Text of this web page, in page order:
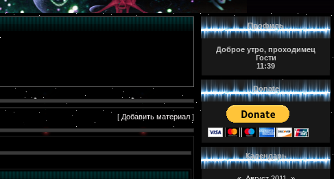
[ Добавить материал ]
Профиль
Доброе утро, проходимец
Гости
11:39
Donate
Календарь